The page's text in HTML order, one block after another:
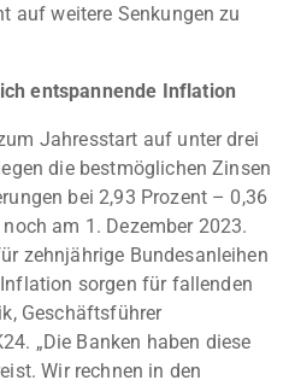
auf weitere Senkungen zu
entspannende Inflation
Jahresstart auf unter drei
die bestmöglichen Zinsen
bei 2,93 Prozent – 0,36
am 1. Dezember 2023.
zehnjährige Bundesanleihen
sorgen für fallenden
Geschäftsführer
„Die Banken haben diese
Wir rechnen in den